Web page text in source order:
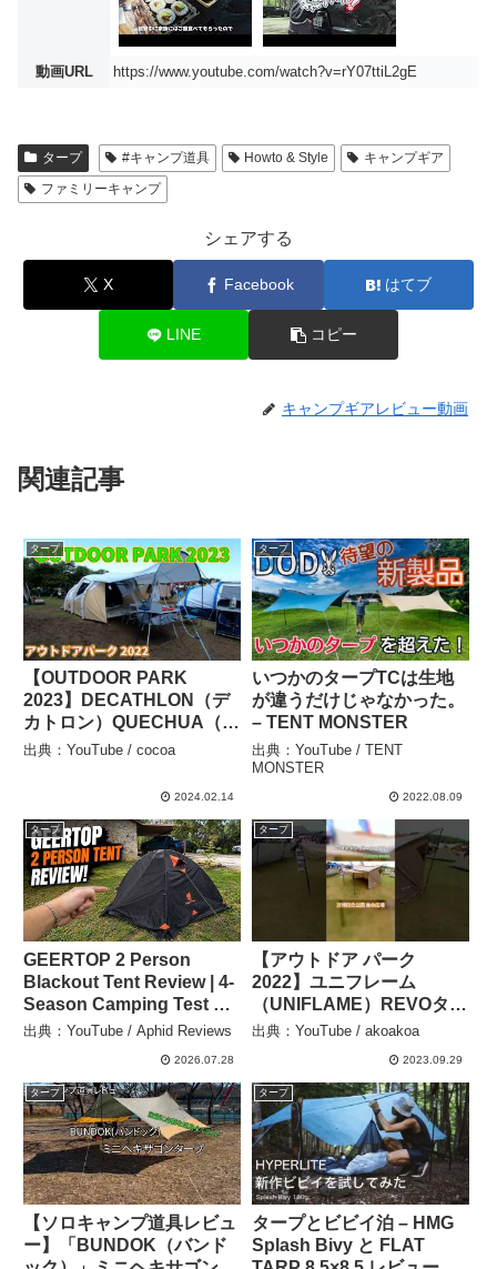
動画URL https://www.youtube.com/watch?v=rY07ttiL2gE
タープ #キャンプ道具 Howto & Style
キャンプギア
ファミリーキャンプ
シェアする
X Facebook はてブ
LINE コピー
キャンプギアレビュー動画
関連記事
タープ
【OUTDOOR PARK
2023】DECATHLON（デ
カトロン）QUECHUA（ケ
シュア）キャンプ ファミ
AIR SECONDS 5.2
cocoa
出典：YouTube / cocoa
2024.02.14
タープ
いつかのタープTCは生地
が違うだけじゃなかった。
– TENT MONSTER
出典：YouTube / TENT
MONSTER
2022.08.09
タープ
GEERTOP 2 Person
Blackout Tent Review | 4-
Season Camping Test –
Aphid Reviews
出典：YouTube / Aphid Reviews
2026.07.28
タープ
【アウトドア パーク
2022】ユニフレーム
（UNIFLAME）REVOター
プ ソロ（solo）TANの紹
ビュー #紹介 #インテック
ス大阪 – akoakoa
出典：YouTube / akoakoa
2023.09.29
タープ
【ソロキャンプ道具レビュ
ー】「BUNDOK（バンド
タープ
タープとビビイ泊 – HMG
Splash Bivy と FLAT